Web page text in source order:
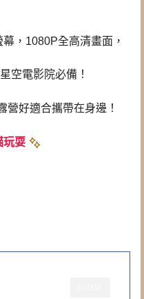
，1080P全高清畫面，
空電影院必備！
營好適合攜帶在身邊！
玩耍